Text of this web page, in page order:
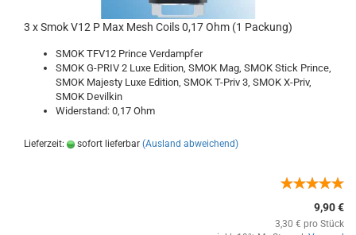
3 x Smok V12 P Max Mesh Coils 0,17 Ohm (1 Packung)
SMOK TFV12 Prince Verdampfer
SMOK G-PRIV 2 Luxe Edition, SMOK Mag, SMOK Stick Prince,
SMOK Majesty Luxe Edition, SMOK T-Priv 3, SMOK X-Priv,
SMOK Devilkin
Widerstand: 0,17 Ohm
Lieferzeit: sofort lieferbar (Ausland abweichend)
9,90 €
3,30 € pro Stück